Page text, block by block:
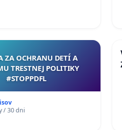
ZA OCHRANU DETÍ A
TRESTNEJ POLITIKY
#STOPPDFL
/ 30 dni